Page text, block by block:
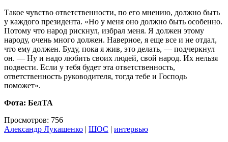
Такое чувство ответственности, по его мнению, должно быть
у каждого президента. «Но у меня оно должно быть особенно.
Потому что народ рискнул, избрал меня. Я должен этому
народу, очень много должен. Наверное, я еще все и не отдал,
что ему должен. Буду, пока я жив, это делать, — подчеркнул
он. — Ну и надо любить своих людей, свой народ. Их нельзя
подвести. Если у тебя будет эта ответственность,
ответственность руководителя, тогда тебе и Господь
поможет».
Фота: БелТА
Просмотров: 756
Александр Лукашенко | ШОС | интервью